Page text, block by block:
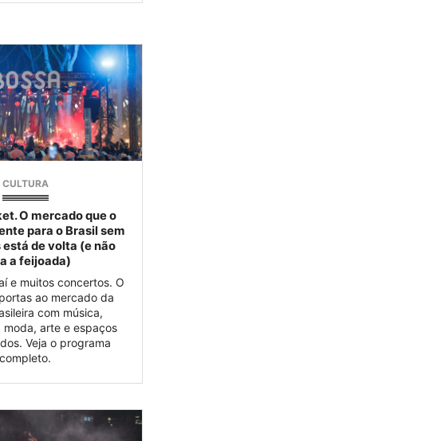
CULTURA
O mercado que o
para o Brasil sem
está de volta (e não
a feijoada)
e muitos concertos. O
ao mercado da
com música,
moda, arte e espaços
Veja o programa
completo.